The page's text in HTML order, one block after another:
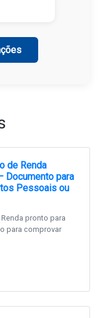
de Renda
Documento para
Pessoais ou
pronto para
para comprovar